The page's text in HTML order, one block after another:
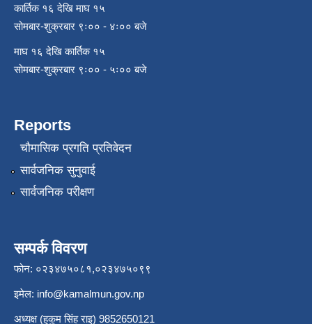
कार्तिक १६ देखि माघ १५
सोमबार-शुक्रबार ९ः०० - ४ः०० बजे
माघ १६ देखि कार्तिक १५
सोमबार-शुक्रबार ९ः०० - ५ः०० बजे
Reports
चौमासिक प्रगति प्रतिवेदन
सार्वजनिक सुनुवाई
सार्वजनिक परीक्षण
सम्पर्क विवरण
फोन: ०२३४७५०८१,०२३४७५०९९
इमेल: info@kamalmun.gov.np
अध्यक्ष (हुकुम सिंह राइ) 9852650121